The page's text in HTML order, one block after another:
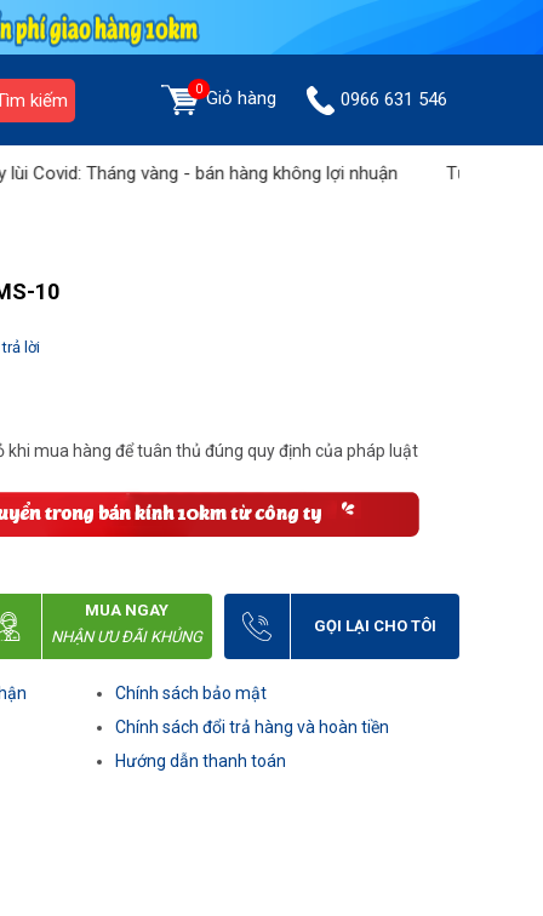
kiếm 0 Giỏ hàng 0966 631 546
vàng - bán hàng không lợi nhuận Tưng bừng khuyến
10
lời
khi mua hàng để tuân thủ đúng quy định của pháp luật
MUA NGAY
NHẬN ƯU ĐÃI KHỦNG
GỌI LẠI CHO TÔI
Chính sách bảo mật
Chính sách đổi trả hàng và hoàn tiền
Hướng dẫn thanh toán